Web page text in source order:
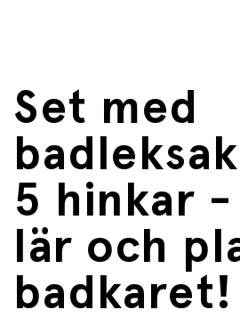
Set med
5 hinkar -
lär och
badkaret!